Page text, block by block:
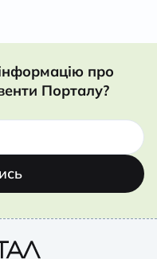
про
Порталу?